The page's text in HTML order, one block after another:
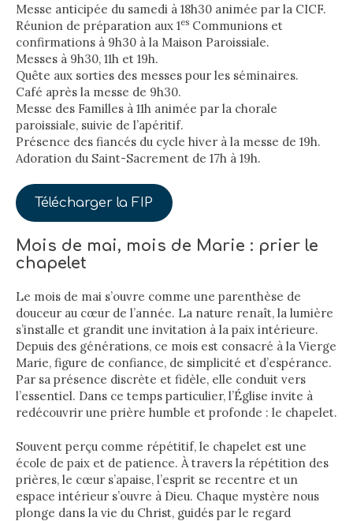
Messe anticipée du samedi à 18h30 animée par la CICF.
Réunion de préparation aux 1es Communions et
confirmations à 9h30 à la Maison Paroissiale.
Messes à 9h30, 11h et 19h.
Quête aux sorties des messes pour les séminaires.
Café après la messe de 9h30.
Messe des Familles à 11h animée par la chorale
paroissiale, suivie de l’apéritif.
Présence des fiancés du cycle hiver à la messe de 19h.
Adoration du Saint-Sacrement de 17h à 19h.
Télécharger la FIP
Mois de mai, mois de Marie : prier le
chapelet
Le mois de mai s’ouvre comme une parenthèse de
douceur au cœur de l’année. La nature renaît, la lumière
s’installe et grandit une invitation à la paix intérieure.
Depuis des générations, ce mois est consacré à la Vierge
Marie, figure de confiance, de simplicité et d’espérance.
Par sa présence discrète et fidèle, elle conduit vers
l’essentiel. Dans ce temps particulier, l’Église invite à
redécouvrir une prière humble et profonde : le chapelet.
Souvent perçu comme répétitif, le chapelet est une
école de paix et de patience. À travers la répétition des
prières, le cœur s’apaise, l’esprit se recentre et un
espace intérieur s’ouvre à Dieu. Chaque mystère nous
plonge dans la vie du Christ, guidés par le regard